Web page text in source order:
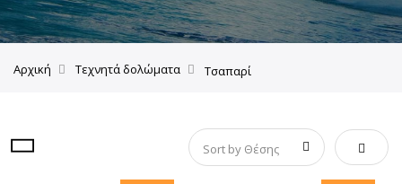
Αρχική Τεχνητά δολώματα Τσαπαρί